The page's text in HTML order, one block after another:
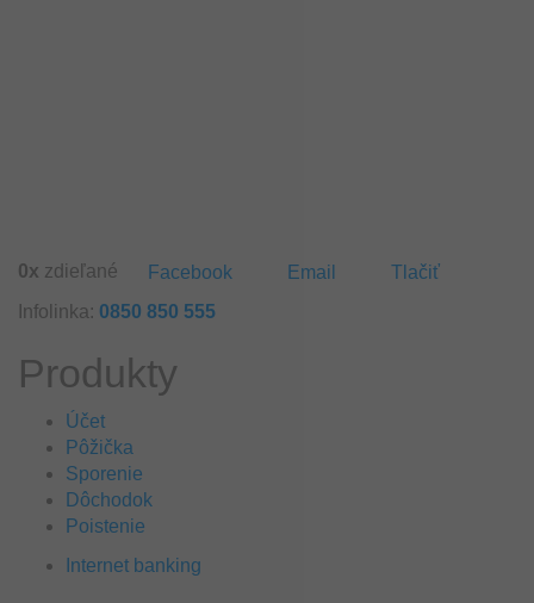
0x zdieľané Facebook Email
Tlačiť
Infolinka: 0850 850 555
Produkty
Účet
Pôžička
Sporenie
Dôchodok
Poistenie
Internet banking